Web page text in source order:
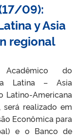
09):
y Asia
regional
do
Latina – Asia
Latino-Americana
será realizado em
Econômica para
e o Banco de